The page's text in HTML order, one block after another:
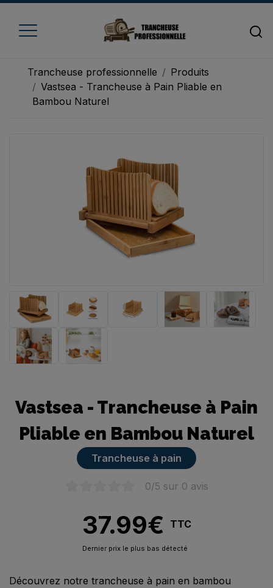
Accueil
Trancheuse à pain
Trancheuse à viande
Trancheuse à légume
Trancheuse électrique
Trancheuse professionnelle
Produits
Vastsea - Trancheuse à Pain Pliable en
Bambou Naturel
Vastsea - Trancheuse à Pain
Pliable en Bambou Naturel
Trancheuse à pain
0/5 sur 0 avis
37.99€ TTC
Dernier prix le plus bas détecté
Découvrez notre trancheuse à pain en bambou